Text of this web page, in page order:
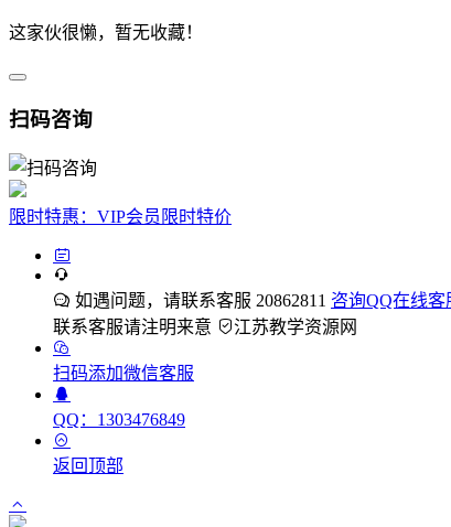
这家伙很懒，暂无收藏！
扫码咨询
限时特惠：VIP会员限时特价
如遇问题，请联系客服 20862811 咨询QQ在线客
联系客服请注明来意
江苏教学资源网
扫码添加微信客服
QQ：1303476849
返回顶部